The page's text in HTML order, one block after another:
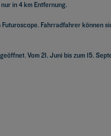
in 4 km Entfernung.
Fahrradfahrer können
Vom 21. Juni bis zum 15.